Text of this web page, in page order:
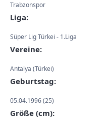
Trabzonspor
Liga:
Süper Lig Türkei - 1.Liga
Vereine:
Antalya (Türkei)
Geburtstag:
05.04.1996 (25)
Größe (cm):